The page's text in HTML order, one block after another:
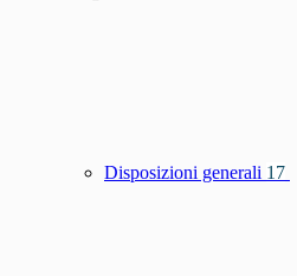
Disposizioni generali 17